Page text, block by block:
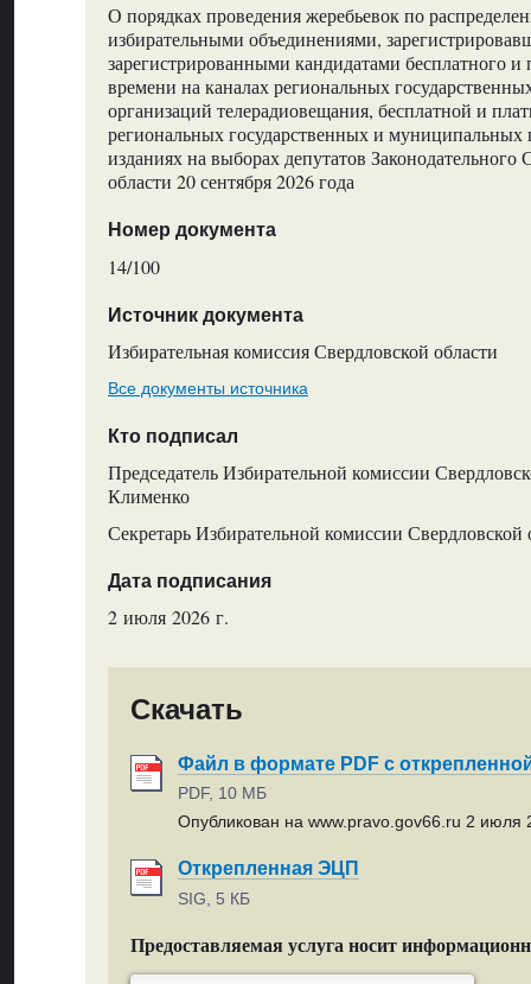
О порядках проведения жеребьевок по
избирательными объединениями,
зарегистрированными кандидатами бесплатного и
времени на каналах региональных
организаций телерадиовещания, бесплатной и
региональных государственных и муниципальных
изданиях на выборах депутатов
области 20 сентября 2026 года
Номер документа
14/100
Источник документа
Избирательная комиссия Свердловской области
Все документы источника
Кто подписал
Председатель Избирательной комиссии
Клименко
Секретарь Избирательной комиссии
Дата подписания
2 июля 2026 г.
Скачать
Файл в формате PDF с
PDF, 10 МБ
Опубликован на www.pravo.gov66.ru 2 июля
Открепленная ЭЦП
SIG, 5 КБ
Предоставляемая услуга носит